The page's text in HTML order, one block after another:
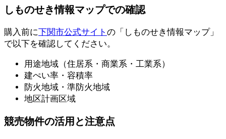
しものせき情報マップでの確認
購入前に下関市公式サイト の「しものせき情報マップ」
で以下を確認してください。
用途地域（住居系・商業系・工業系）
建ぺい率・容積率
防火地域・準防火地域
地区計画区域
競売物件の活用と注意点